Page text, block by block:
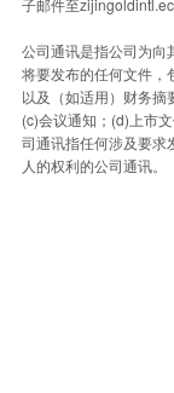
子邮件至
公司通讯是指公司为向
将要发布的任何文件，
以及（如适用）财务摘
(c)会议通知；(d)上市
司通讯指任何涉及要求
人的权利的公司通讯。